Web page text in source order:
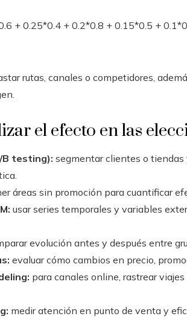
+ 0.25*0.4 + 0.2*0.8 + 0.15*0.5 +
rutas, canales o competidores,
el efecto en las
B testing): segmentar clientes o
áreas sin promoción para cuantificar
usar series temporales y variables
evolución antes y después entre
evaluar cómo cambios en precio,
para canales online, rastrear
medir atención en punto de venta y